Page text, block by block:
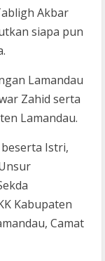
Akbar
siapa pun
Lamandau
Zahid serta
Lamandau.
Istri,
Kabupaten
Camat